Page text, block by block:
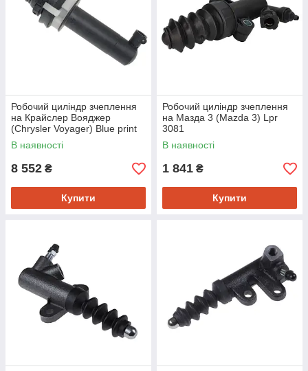
Робочий циліндр зчеплення
на Крайслер Вояджер
(Chrysler Voyager) Blue print
ADA103610
В наявності
8 552 ₴
Купити
Робочий циліндр зчеплення
на Мазда 3 (Mazda 3) Lpr
3081
В наявності
1 841 ₴
Купити